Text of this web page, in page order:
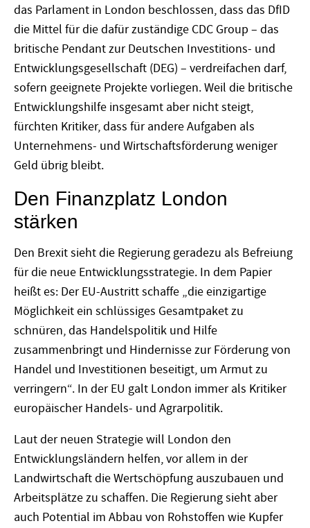
das Parlament in London beschlossen, dass das DfID
die Mittel für die dafür zuständige CDC Group – das
britische Pendant zur Deutschen Investitions- und
Entwicklungsgesellschaft (DEG) – verdreifachen darf,
sofern geeignete Projekte vorliegen. Weil die britische
Entwicklungshilfe insgesamt aber nicht steigt,
fürchten Kritiker, dass für andere Aufgaben als
Unternehmens- und Wirtschaftsförderung weniger
Geld übrig bleibt.
Den Finanzplatz London
stärken
Den Brexit sieht die Regierung geradezu als Befreiung
für die neue Entwicklungsstrategie. In dem Papier
heißt es: Der EU-Austritt schaffe „die einzigartige
Möglichkeit ein schlüssiges Gesamtpaket zu
schnüren, das Handelspolitik und Hilfe
zusammenbringt und Hindernisse zur Förderung von
Handel und Investitionen beseitigt, um Armut zu
verringern“. In der EU galt London immer als Kritiker
europäischer Handels- und Agrarpolitik.
Laut der neuen Strategie will London den
Entwicklungsländern helfen, vor allem in der
Landwirtschaft die Wertschöpfung auszubauen und
Arbeitsplätze zu schaffen. Die Regierung sieht aber
auch Potential im Abbau von Rohstoffen wie Kupfer